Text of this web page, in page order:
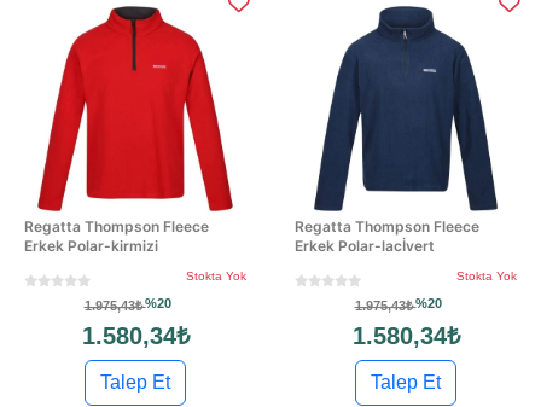
Regatta Thompson Fleece
Erkek Polar-kirmizi
Stokta Yok
1.975,43₺%20
1.580,34₺
Talep Et
Regatta Thompson Fleece
Erkek Polar-lacİvert
Stokta Yok
1.975,43₺%20
1.580,34₺
Talep Et